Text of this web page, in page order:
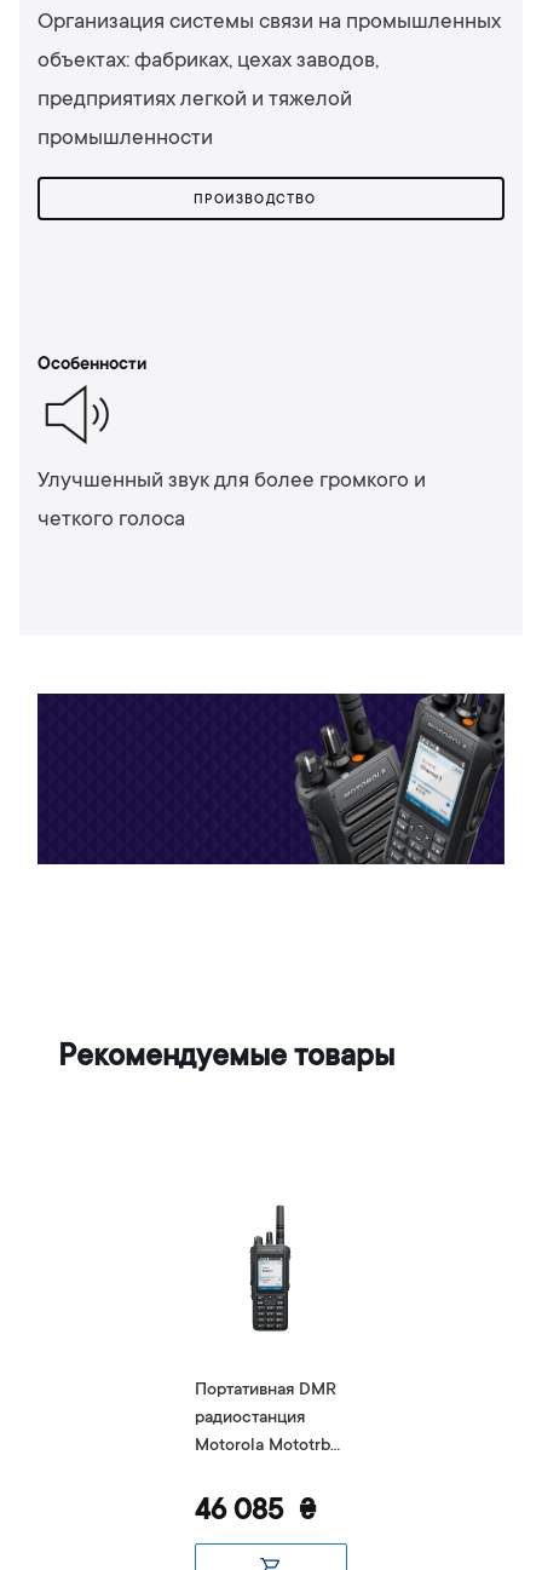
Организация системы связи на промышленных
объектах: фабриках, цехах заводов,
предприятиях легкой и тяжелой
промышленности
ПРОИЗВОДСТВО
Особенности
Улучшенный звук для более громкого и
четкого голоса
Рекомендуемые товары
Портативная DMR
радиостанция
Motorola Mototrbo
46 085 ₴